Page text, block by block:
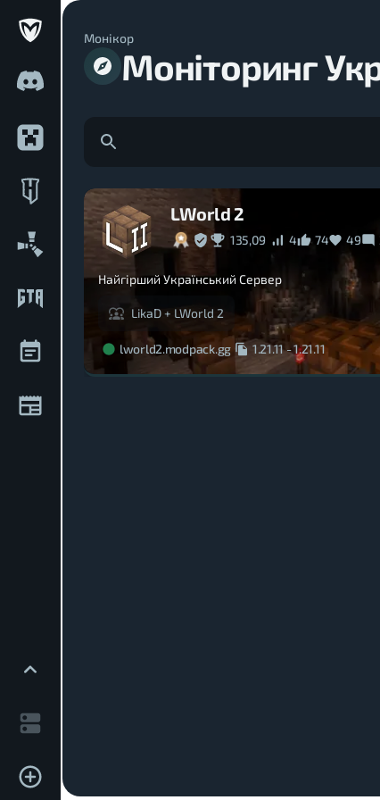
Монікор
Моніторинг
LWorld 2
135,09 4 74 49
Найгірший Український Сервер
LikaD + LWorld 2
lworld2.modpack.gg 1.21.11-1.21.11